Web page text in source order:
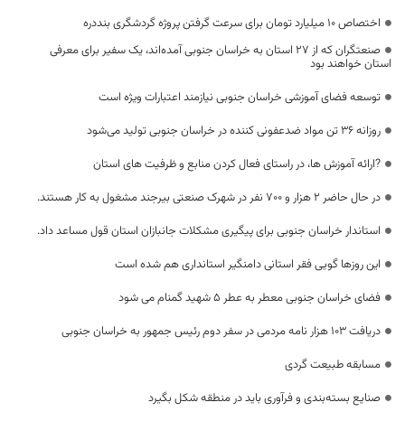
اختصاص ۱۰ میلیارد تومان برای سرعت گرفتن پروژه گردشگری بنددره
صنعتگران که از ۲۷ استان به خراسان جنوبی آمده‌اند، یک سفیر برای معرفی
استان خواهند بود
توسعه فضای آموزشی خراسان جنوبی نیازمند اعتبارات ویژه است
روزانه ۳۶ تن مواد ضدعفونی کننده در خراسان جنوبی تولید می‌شود
?ارائه آموزش ها، در راستای فعال کردن منابع و ظرفیت های استان
در حال حاضر ۲ هزار و ۷۰۰ نفر در شهرک صنعتی بیرجند مشغول به کار هستند.
استاندار خراسان جنوبی برای پیگیری مشکلات جانبازان استان قول مساعد داد.
این روزها گویی فقر استانی دامنگیر استانداری هم شده است
فضای خراسان جنوبی معطر به عطر ۵ شهید گمنام می شود
دریافت ۱۰۳ هزار نامه مردمی در سفر دوم رئیس جمهور به خراسان جنوبی
مسابقه طبیعت گردی
صنایع بسته‌بندی و فرآوری باید در منطقه شکل بگیرد